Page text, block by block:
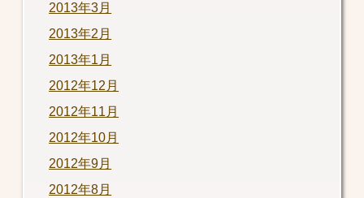
2013年3月
2013年2月
2013年1月
2012年12月
2012年11月
2012年10月
2012年9月
2012年8月